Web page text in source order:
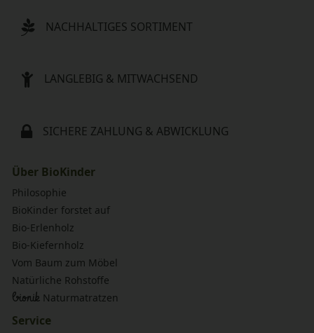
NACHHALTIGES SORTIMENT
LANGLEBIG & MITWACHSEND
SICHERE ZAHLUNG & ABWICKLUNG
Über BioKinder
Philosophie
BioKinder forstet auf
Bio-Erlenholz
Bio-Kiefernholz
Vom Baum zum Möbel
Natürliche Rohstoffe
bionik Naturmatratzen
Service